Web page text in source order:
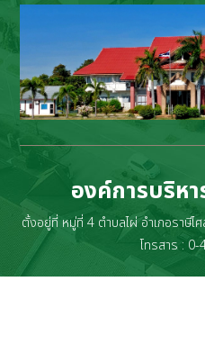
องค์การบริห
ตั้งอยู่ที่ หมู่ที่ 4 ตำบลไผ่ อำเภอราษี
โทรสาร :